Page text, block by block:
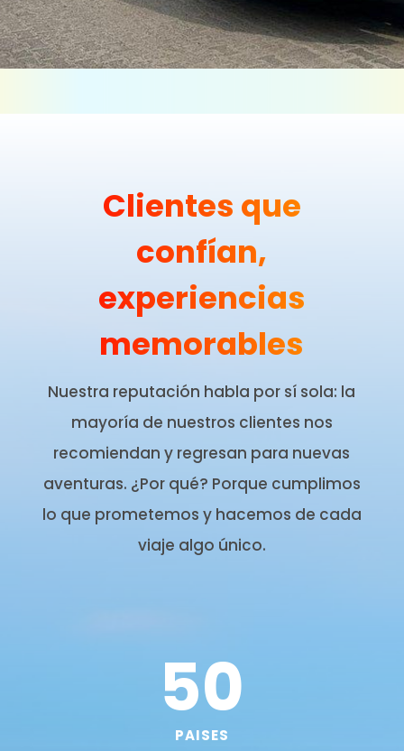
Clientes que
confían,
experiencias
memorables
Nuestra reputación habla por sí sola: la
mayoría de nuestros clientes nos
recomiendan y regresan para nuevas
aventuras. ¿Por qué? Porque cumplimos
lo que prometemos y hacemos de cada
viaje algo único.
50
PAISES